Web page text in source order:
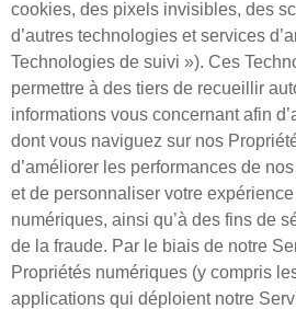
cookies, des pixels invisibles, des
d’autres technologies et services
Technologies de suivi »). Ces
permettre à des tiers de recueillir
informations vous concernant afin
dont vous naviguez sur nos
d’améliorer les performances de
et de personnaliser votre
numériques, ainsi qu’à des fins de
de la fraude. Par le biais de notre
Propriétés numériques (y compris
applications qui déploient notre